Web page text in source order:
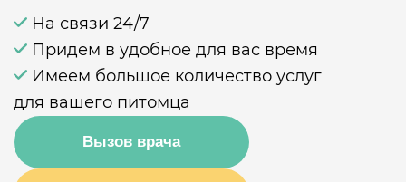
На связи 24/7
Придем в удобное для вас время
Имеем большое количество услуг
для вашего питомца
Вызов врача